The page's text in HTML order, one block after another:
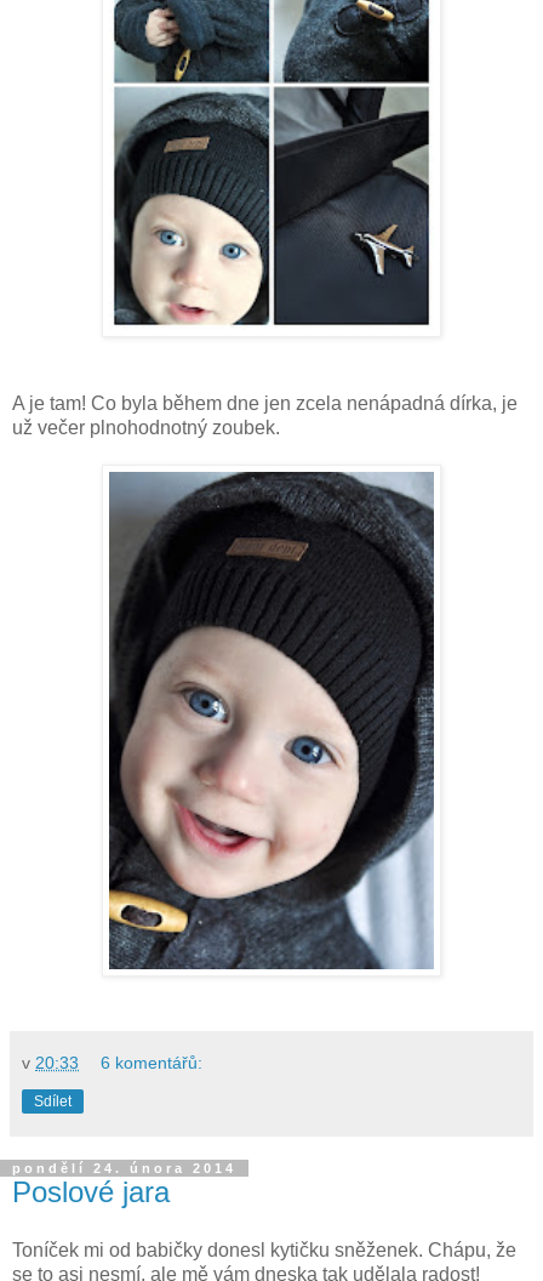
A je tam! Co byla během dne jen zcela nenápadná dírka, je
už večer plnohodnotný zoubek.
v 20:33 6 komentářů:
Sdílet
pondělí 24. února 2014
Poslové jara
Toníček mi od babičky donesl kytičku sněženek. Chápu, že
se to asi nesmí, ale mě vám dneska tak udělala radost!